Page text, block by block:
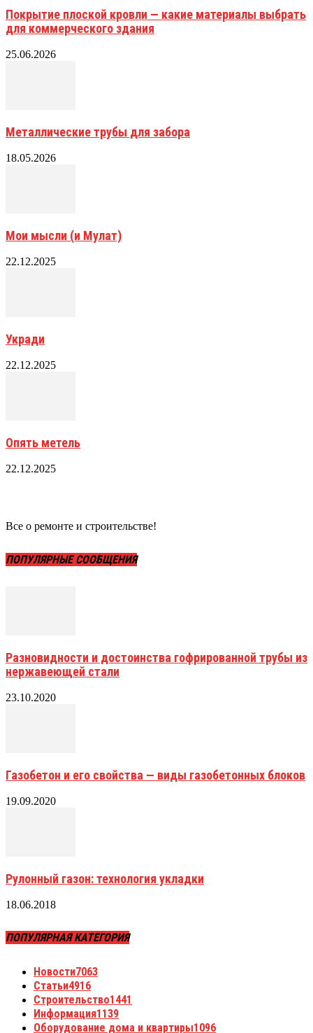
Покрытие плоской кровли — какие материалы выбрать
для коммерческого здания
25.06.2026
Металлические трубы для забора
18.05.2026
Мои мысли (и Мулат)
22.12.2025
Укради
22.12.2025
Опять метель
22.12.2025
Все о ремонте и строительстве!
ПОПУЛЯРНЫЕ СООБЩЕНИЯ
Разновидности и достоинства гофрированной трубы из
нержавеющей стали
23.10.2020
Газобетон и его свойства — виды газобетонных блоков
19.09.2020
Рулонный газон: технология укладки
18.06.2018
ПОПУЛЯРНАЯ КАТЕГОРИЯ
Новости7063
Статьи4916
Строительство1441
Информация1139
Оборудование дома и квартиры1096